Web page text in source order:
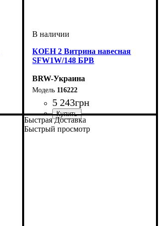
КОЕН 2 Витрина навесная
SFW1W/148 БРВ
BRW-Украина
116222
5 243грн
ширина, мм: 1500
высота, мм: 415
глубина, мм: 265
Быстрая Доставка
Быстрый просмотр